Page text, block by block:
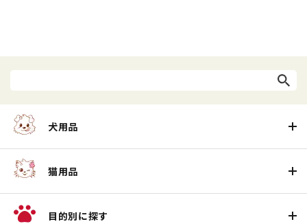
犬用品
猫用品
目的別に探す